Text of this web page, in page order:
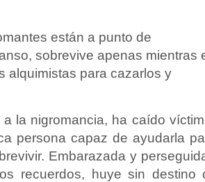
están a punto de
sobrevive apenas mientras
alquimistas para cazarlos y
la nigromancia, ha caído
persona capaz de ayudarla
Embarazada y
recuerdos, huye sin destino